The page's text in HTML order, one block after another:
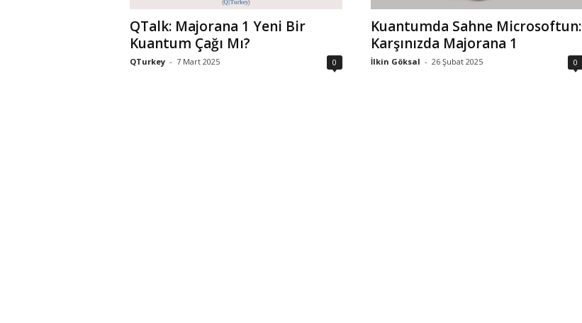
QTalk: Majorana 1 Yeni Bir
Kuantum Çağı Mı?
QTurkey - 7 Mart 2025 0
Kuantumda Sahne Microsoftun:
Karşınızda Majorana 1
İlkin Göksal - 26 Şubat 2025 0